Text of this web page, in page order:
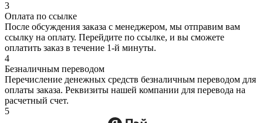
3
Оплата по ссылке
После обсуждения заказа с менеджером, мы отправим вам
ссылку на оплату. Перейдите по ссылке, и вы сможете
оплатить заказ в течение 1-й минуты.
4
Безналичным переводом
Перечисление денежных средств безналичным переводом для
оплаты заказа. Реквизиты нашей компании для перевода на
расчетный счет.
5